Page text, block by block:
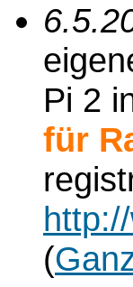
Pi 2
für
(